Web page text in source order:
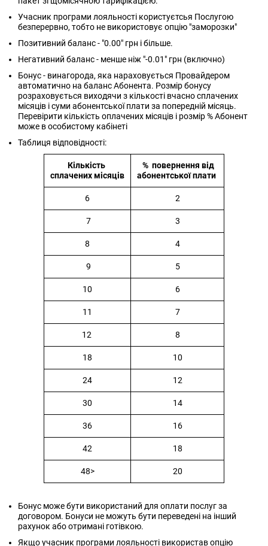
Учасник програми лояльності користуєтсья Послугою
безперервно, тобто не використовує опцію "заморозки"
Позитивний баланс - "0.00" грн і більше.
Негативний баланс - менше ніж "-0.01" грн (включно)
Бонус - винагорода, яка нараховується Провайдером
автоматично на баланс Абонента. Розмір бонусу
розраховується виходячи з кількості вчасно сплачених
місяців і суми абонентської плати за попередній місяць.
Перевірити кількість оплачених місяців і розмір % Абонент
може в особистому кабінеті
Таблиця відповідності:
Кількість
сплачених місяців
% повернення від
абонентської плати
6 2
7 3
8 4
9 5
10 6
11 7
12 8
18 10
24 12
30 14
36 16
42 18
48> 20
Бонус може бути використаний для оплати послуг за
договором. Бонуси не можуть бути переведені на інший
рахунок або отримані готівкою.
Якщо учасник програми лояльності використав опцію